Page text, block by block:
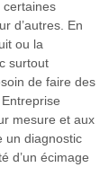
certaines
d’autres. En
ou la
surtout
de faire des
mesure et aux
un diagnostic
d’un écimage